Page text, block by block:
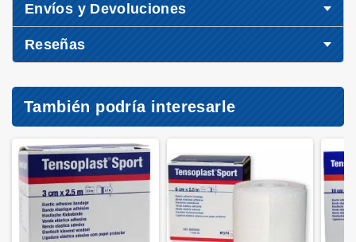
Envíos y Devoluciones
Reseñas
También podría interesarle